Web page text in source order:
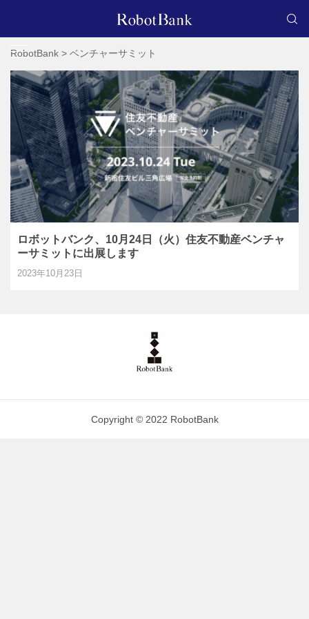
RobotBank > ベンチャーサミット
ロボットバンク、10月24日（火）住友不動産ベンチャ
ーサミットに出展します
2023年10月23日
Copyright © 2022 RobotBank